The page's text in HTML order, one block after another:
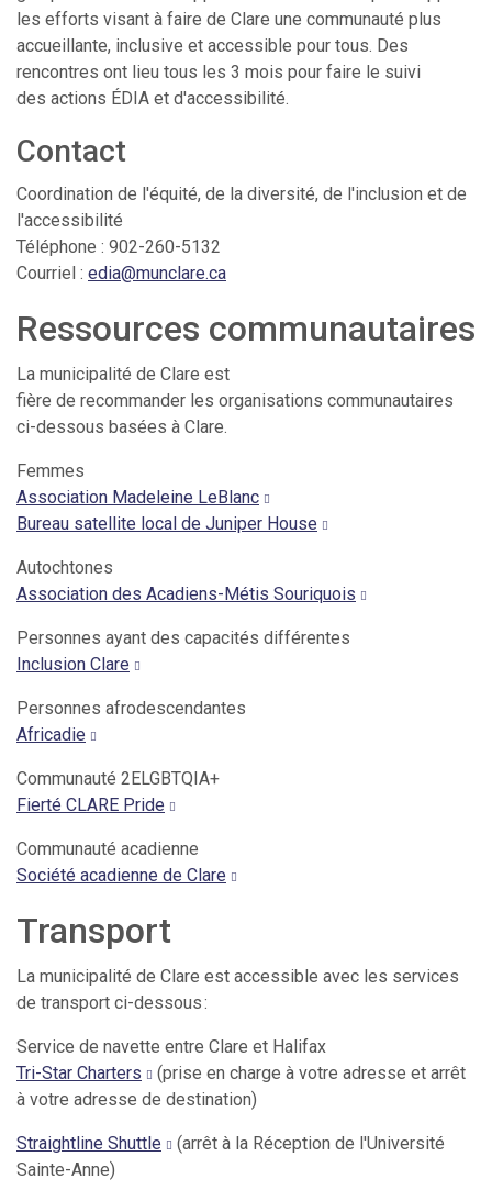
les efforts visant à faire de Clare une communauté plus
accueillante, inclusive et accessible pour tous. Des
rencontres ont lieu tous les 3 mois pour faire le suivi
des actions ÉDIA et d'accessibilité.
Contact
Coordination de l'équité, de la diversité, de l'inclusion et de
l'accessibilité
Téléphone : 902-260-5132
Courriel : edia@munclare.ca
Ressources communautaires
La municipalité de Clare est
fière de recommander les organisations communautaires
ci-dessous basées à Clare.
Femmes
Association Madeleine LeBlanc
Bureau satellite local de Juniper House
Autochtones
Association des Acadiens-Métis Souriquois
Personnes ayant des capacités différentes
Inclusion Clare
Personnes afrodescendantes
Africadie
Communauté 2ELGBTQIA+
Fierté CLARE Pride
Communauté acadienne
Société acadienne de Clare
Transport
La municipalité de Clare est accessible avec les services
de transport ci-dessous :
Service de navette entre Clare et Halifax
Tri-Star Charters
(prise en charge à votre adresse et arrêt
à votre adresse de destination)
Straightline Shuttle
(arrêt à la Réception de l'Université
Sainte-Anne)